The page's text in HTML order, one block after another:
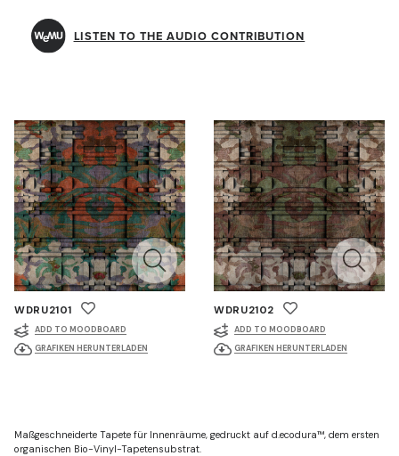
LISTEN TO THE AUDIO CONTRIBUTION
WDRU2101
ADD TO MOODBOARD
GRAFIKEN HERUNTERLADEN
WDRU2102
ADD TO MOODBOARD
GRAFIKEN HERUNTERLADEN
Maßgeschneiderte Tapete für Innenräume, gedruckt auf d.ecodura™, dem ersten
organischen Bio-Vinyl-Tapetensubstrat.